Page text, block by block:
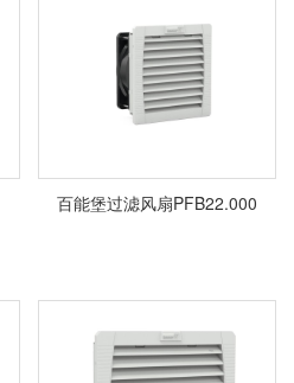
百能堡过滤风扇PFB22.000